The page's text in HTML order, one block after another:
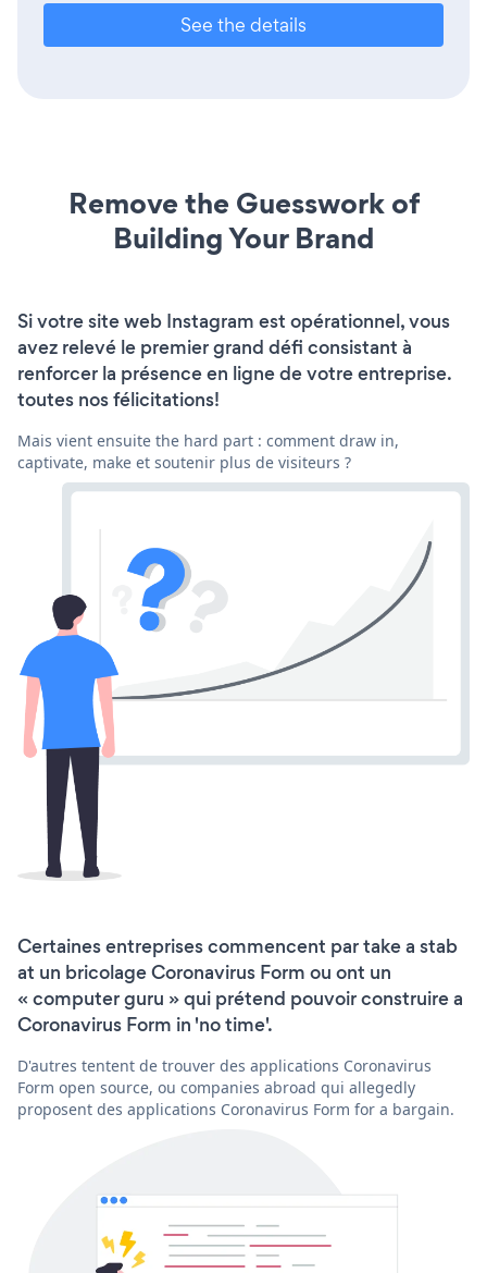
See the details
Remove the Guesswork of
Building Your Brand
Si votre site web Instagram est opérationnel, vous
avez relevé le premier grand défi consistant à
renforcer la présence en ligne de votre entreprise.
toutes nos félicitations!
Mais vient ensuite the hard part : comment draw in,
captivate, make et soutenir plus de visiteurs ?
Certaines entreprises commencent par take a stab
at un bricolage Coronavirus Form ou ont un
« computer guru » qui prétend pouvoir construire a
Coronavirus Form in 'no time'.
D'autres tentent de trouver des applications Coronavirus
Form open source, ou companies abroad qui allegedly
proposent des applications Coronavirus Form for a bargain.